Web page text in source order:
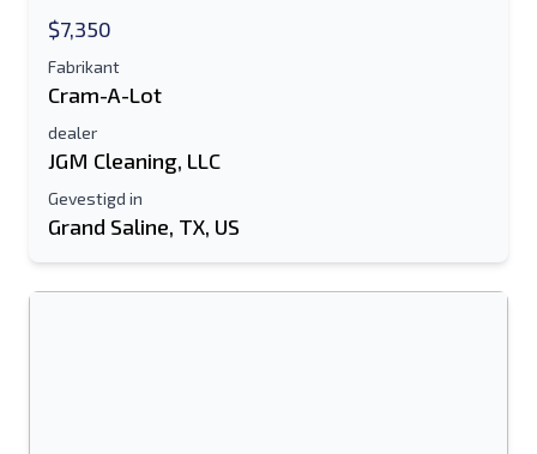
$7,350
Fabrikant
Cram-A-Lot
dealer
JGM Cleaning, LLC
Gevestigd in
Grand Saline, TX, US
Stuur naar een vriend